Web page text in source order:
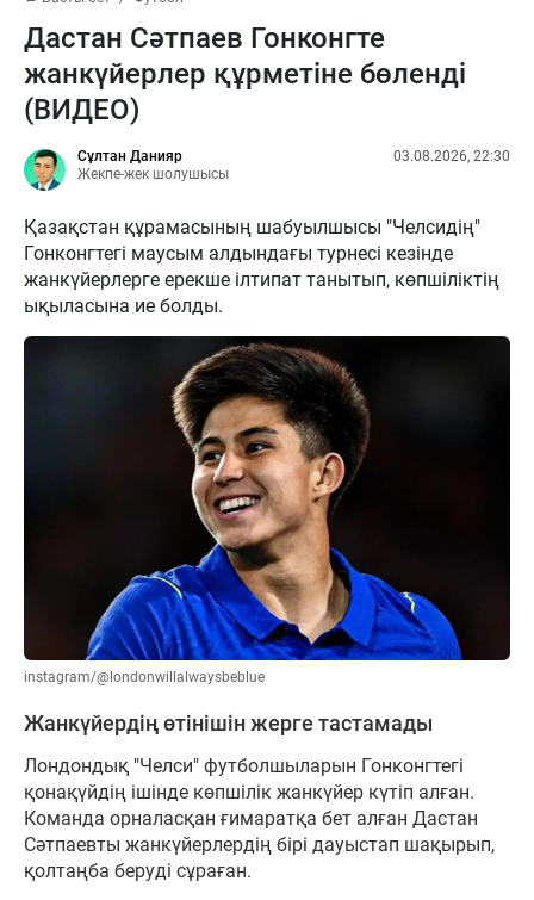
Дастан Сәтпаев Гонконгте
жанкүйерлер құрметіне бөленді
(ВИДЕО)
Сұлтан Данияр
Жекпе-жек шолушысы
03.08.2026, 22:30
Қазақстан құрамасының шабуылшысы "Челсидің"
Гонконгтегі маусым алдындағы турнесі кезінде
жанкүйерлерге ерекше ілтипат танытып, көпшіліктің
ықыласына ие болды.
instagram/@londonwillalwaysbeblue
Жанкүйердің өтінішін жерге тастамады
Лондондық "Челси" футболшыларын Гонконгтегі
қонақүйдің ішінде көпшілік жанкүйер күтіп алған.
Команда орналасқан ғимаратқа бет алған Дастан
Сәтпаевты жанкүйерлердің бірі дауыстап шақырып,
қолтаңба беруді сұраған.